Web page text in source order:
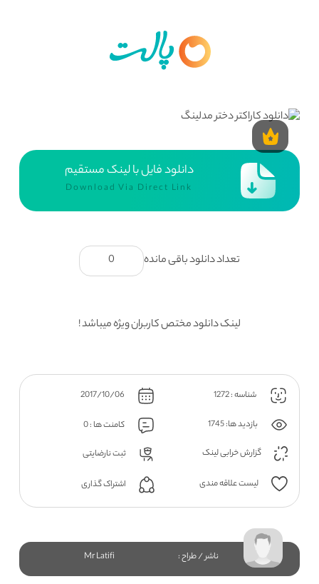
دانلود فایل با لینک مستقیم
Download Via Direct Link
تعداد دانلود باقی مانده 0
لینک دانلود مختص کاربران ویژه میباشد !
شناسه : 1272
بازدید ها: 1745
کامنت ها : 0
گزارش خرابی لینک
ثبت نارضایتی
لیست علاقه مندی اشتراک گذاری
ناشر / طراح : Mr Latifi